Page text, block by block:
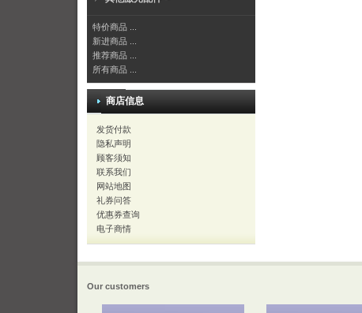
特价商品 ...
新进商品 ...
推荐商品 ...
所有商品 ...
商店信息
发货付款
隐私声明
顾客须知
联系我们
网站地图
礼券问答
优惠券查询
电子商情
Our customers